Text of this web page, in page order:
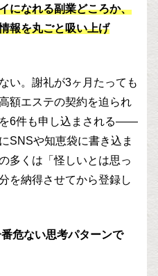
になれる副業どころか、
報を丸ごと吸い上げ
い。謝礼が3ヶ月たっても
額エステの契約を迫られ
6件も申し込まされる——
SNSや知恵袋に書き込ま
多くは「怪しいとは思っ
を納得させてから登録し
危ない思考パターンで